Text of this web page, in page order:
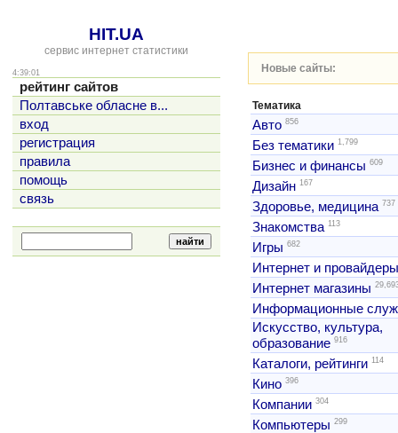
HIT.UA
сервис интернет статистики
4:39:01
рейтинг сайтов
Полтавське обласне в...
вход
регистрация
правила
помощь
связь
Новые сайты:
Тематика
Авто 856
Без тематики 1,799
Бизнес и финансы 609
Дизайн 167
Здоровье, медицина 737
Знакомства 113
Игры 682
Интернет и провайдеры
Интернет магазины
Информационные
Искусство, культура,
образование 916
Каталоги, рейтинги 114
Кино 396
Компании 304
Компьютеры 299